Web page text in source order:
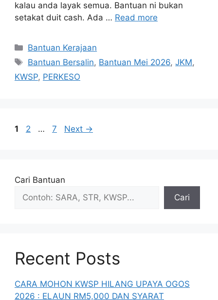
kalau anda layak semua. Bantuan ni bukan
setakat duit cash. Ada … Read more
Categories
Bantuan Kerajaan
Tags
Bantuan Bersalin, Bantuan Mei 2026,JKM,
KWSP, PERKESO
Page
1 Page
2 … Page
7 Next →
Cari Bantuan
Cari
Recent Posts
CARA MOHON KWSP HILANG UPAYA OGOS
2026 : ELAUN RM5,000 DAN SYARAT